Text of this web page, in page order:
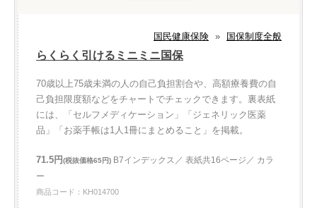
国民健康保険 » 国保制度全般
らくらく引けるミニミニ国保
70歳以上75歳未満の人の自己負担割合や、高額療養費の自
己負担限度額などをチャートでチェックできます。裏表紙
には、「セルフメディケーション」「ジェネリック医薬
品」「お薬手帳は1人1冊にまとめること」を掲載。
71.5円(税抜価格65円) B7インデックス／ 表紙共16ページ／ カラ
ー
商品コード：KH014700